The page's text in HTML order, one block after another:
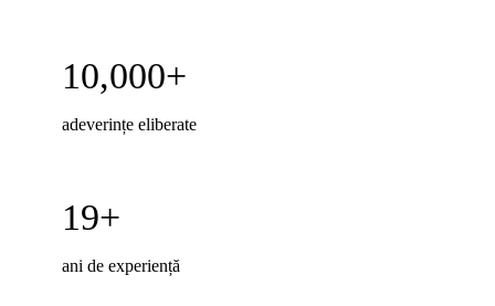
10,000+
adeverințe eliberate
19+
ani de experiență